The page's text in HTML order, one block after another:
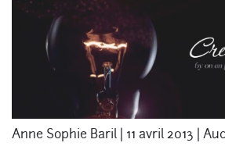
Anne Sophie Baril 11 avril 2013